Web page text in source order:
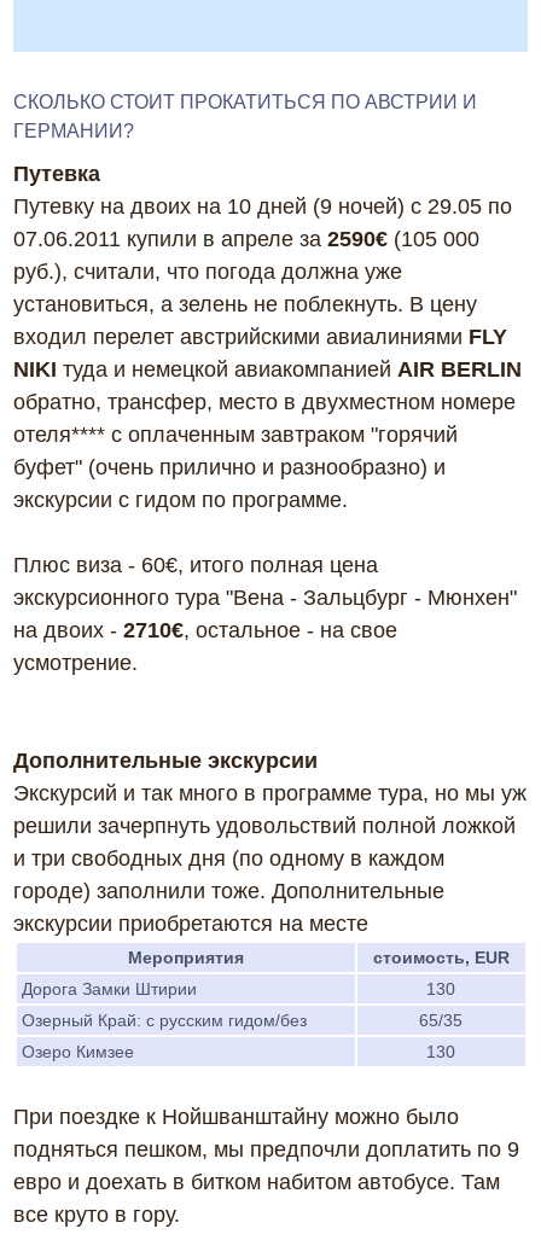
СКОЛЬКО СТОИТ ПРОКАТИТЬСЯ ПО АВСТРИИ И
ГЕРМАНИИ?
Путевка
Путевку на двоих на 10 дней (9 ночей) с 29.05 по
07.06.2011 купили в апреле за2590€ (105 000
руб.), считали, что погода должна уже
установиться, а зелень не поблекнуть. В цену
входил перелет австрийскими авиалиниями FLY
NIKI туда и немецкой авиакомпаниейAIR BERLIN
обратно, трансфер, место в двухместном номере
отеля**** с оплаченным завтраком "горячий
буфет" (очень прилично и разнообразно) и
экскурсии с гидом по программе.
Плюс виза - 60€, итого полная цена
экскурсионного тура "Вена - Зальцбург - Мюнхен"
на двоих -2710€, остальное - на свое
усмотрение.
Дополнительные экскурсии
Экскурсий и так много в программе тура, но мы уж
решили зачерпнуть удовольствий полной ложкой
и три свободных дня (по одному в каждом
городе) заполнили тоже. Дополнительные
экскурсии приобретаются на месте
Мероприятия
стоимость, EUR
Дорога Замки Штирии
130
Озерный Край: с русским гидом/без
65/35
Озеро Кимзее
130
При поездке к Нойшванштайну можно было
подняться пешком, мы предпочли доплатить по 9
евро и доехать в битком набитом автобусе. Там
все круто в гору.